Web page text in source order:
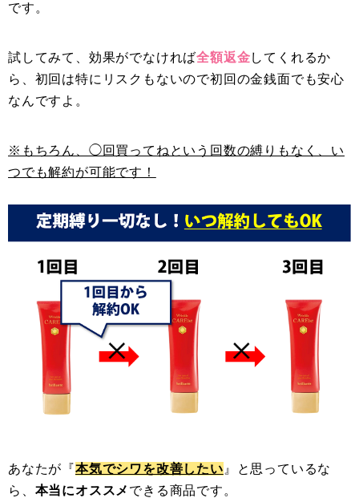
です。
試してみて、効果がでなければ全額返金してくれるか
ら、初回は特にリスクもないので初回の金銭面でも安心
なんですよ。
※もちろん、◯回買ってねという回数の縛りもなく、い
つでも解約が可能です！
あなたが『本気でシワを改善したい 』と思っているな
ら、 本当にオススメ できる商品です。